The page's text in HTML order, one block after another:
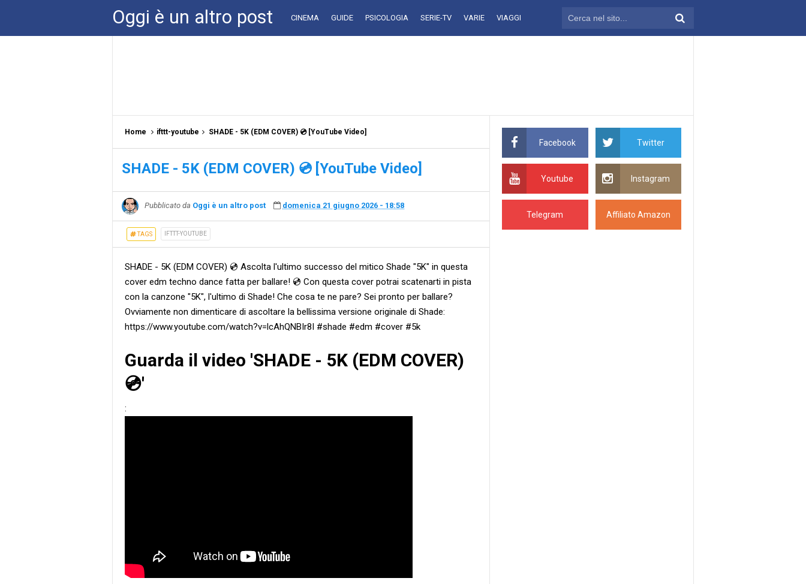
Oggi è un altro post CINEMA GUIDE PSICOLOGIA SERIE-TV VARIE VIAGGI
Home ifttt-youtube SHADE - 5K (EDM COVER) 💿 [YouTube Video]
SHADE - 5K (EDM COVER) 💿 [YouTube Video]
Pubblicato da Oggi è un altro post domenica 21 giugno 2026 - 18:58
TAGS IFTTT-YOUTUBE
SHADE - 5K (EDM COVER) 💿 Ascolta l'ultimo successo del mitico Shade "5K" in questa
cover edm techno dance fatta per ballare! 💿 Con questa cover potrai scatenarti in pista
con la canzone "5K", l'ultimo di Shade! Che cosa te ne pare? Sei pronto per ballare?
Ovviamente non dimenticare di ascoltare la bellissima versione originale di Shade:
https://www.youtube.com/watch?v=lcAhQNBIr8I #shade #edm #cover #5k
Guarda il video 'SHADE - 5K (EDM COVER)
💿'
:
Facebook Twitter
Youtube Instagram
Telegram Affiliato Amazon